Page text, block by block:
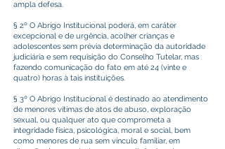
ampla defesa.
§ 2º O Abrigo Institucional poderá, em caráter
excepcional e de urgência, acolher crianças e
adolescentes sem prévia determinação da autoridade
judiciária e sem requisição do Conselho Tutelar, mas
fazendo comunicação do fato em até 24 (vinte e
quatro) horas à tais instituições.
§ 3º O Abrigo Institucional é destinado ao atendimento
de menores vítimas de atos de abuso, exploração
sexual, ou qualquer ato que comprometa a
integridade física, psicológica, moral e social, bem
como menores de rua sem vínculo familiar, em